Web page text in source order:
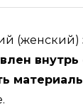
(женский)
внутрь